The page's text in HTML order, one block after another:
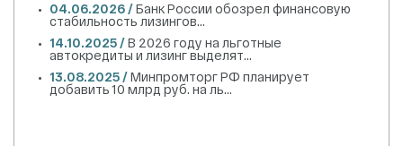
04.06.2026 /Банк России обозрел финансовую
стабильность лизингов...
14.10.2025 /В 2026 году на льготные
автокредиты и лизинг выделят...
13.08.2025 /Минпромторг РФ планирует
добавить 10 млрд руб. на ль...